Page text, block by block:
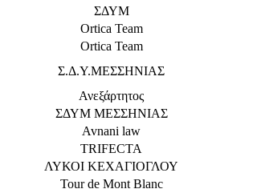
ΣΔΥΜ
Ortica Team
Ortica Team
Σ.Δ.Υ.ΜΕΣΣΗΝΙΑΣ
Ανεξάρτητος
ΣΔΥΜ ΜΕΣΣΗΝΙΑΣ
Avnani law
TRIFECTA
ΛΥΚΟΙ ΚΕΧΑΓΙΟΓΛΟΥ
Tour de Mont Blanc